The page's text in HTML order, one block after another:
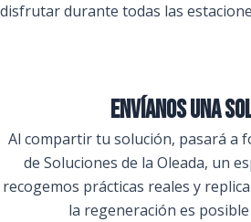
disfrutar durante todas las
envíanos una
Al compartir tu solución, pasará a
de Soluciones de la Oleada, un
recogemos prácticas reales y
la regeneración es